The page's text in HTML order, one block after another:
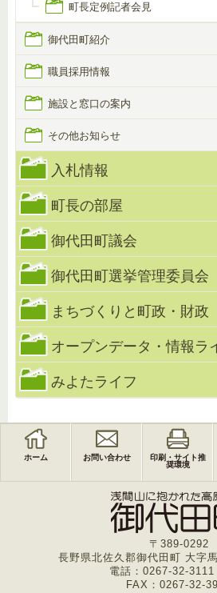
町長定例記者会見
御代田町紹介
職員採用情報
施設と窓口の案内
その他お知らせ
入札情報
町長の部屋
御代田町議会
御代田町選挙管理委員会
まちづくりと町政・財政
オープンデータ・情報ラ
みよたライフ
ホーム お問い合わせ
印刷・サイト推
奨環境
〒389-0292
長野県北佐久郡御代田町 大字
電話：0267-32-3111
FAX：0267-32-